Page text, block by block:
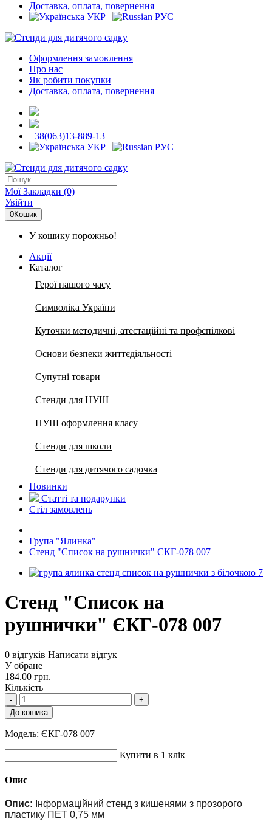
Доставка, оплата, повернення
УКР | РУС
Оформлення замовлення
Про нас
Як робити покупки
Доставка, оплата, повернення
+38(063)13-889-13
УКР | РУС
Мої Закладки (0)
Увійти
0Кошик
У кошику порожньо!
Акції
Каталог
Герої нашого часу
Символіка України
Куточки методичні, атестаційні та профспілкові
Основи безпеки життєдіяльності
Супутні товари
Стенди для НУШ
НУШ оформлення класу
Стенди для школи
Стенди для дитячого садочка
Новинки
Статті та подарунки
Стіл замовлень
Група "Ялинка"
Стенд "Список на рушнички" ЄКГ-078 007
Стенд "Список на
рушнички" ЄКГ-078 007
0 відгуків Написати відгук
У обране
184.00 грн.
Кількість
-
+
До кошика
Модель: ЄКГ-078 007
Купити в 1 клік
Опис
Опис: Інформаційний стенд з кишенями з прозорого
пластику ПЕТ 0,75 мм